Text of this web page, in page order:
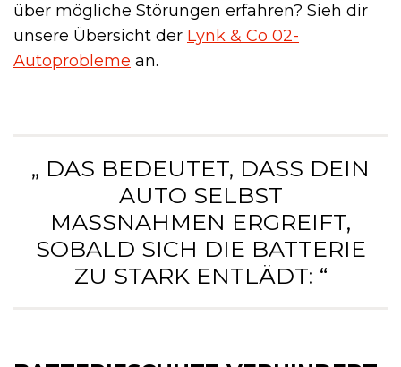
über mögliche Störungen erfahren? Sieh dir
unsere Übersicht der Lynk & Co 02-
Autoprobleme an.
„ DAS BEDEUTET, DASS DEIN
AUTO SELBST
MASSNAHMEN ERGREIFT, S
OBALD SICH DIE BATTERIE Z
U STARK ENTLÄDT: “